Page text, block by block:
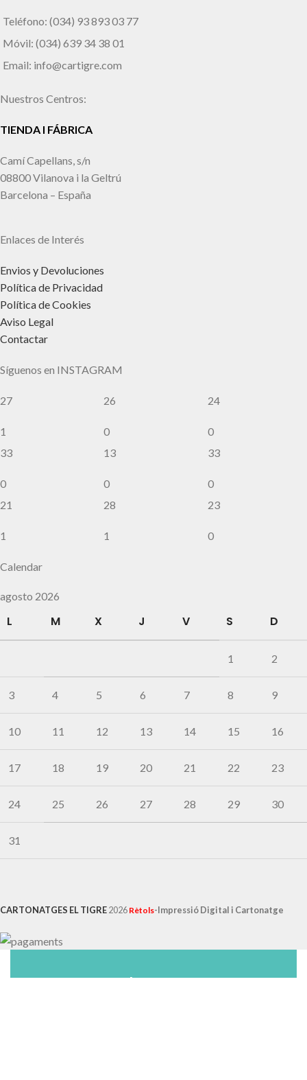
Teléfono: (034) 93 893 03 77
Móvil: (034) 639 34 38 01
Email: info@cartigre.com
Nuestros Centros:
TIENDA I FÁBRICA
Camí Capellans, s/n
08800 Vilanova i la Geltrú
Barcelona – España
Enlaces de Interés
Envios y Devoluciones
Política de Privacidad
Política de Cookies
Aviso Legal
Contactar
Síguenos en INSTAGRAM
27
1
26
0
24
0
33
0
13
0
33
0
21
1
28
1
23
0
Calendar
agosto 2026
L M X J V S D
1 2
3 4 5 6 7 8 9
10 11 12 13 14 15 16
17 18 19 20 21 22 23
24 25 26 27 28 29 30
31
CARTONATGES EL TIGRE2026 Rètols-Impressió Digital i Cartonatge
No t'ho perdis